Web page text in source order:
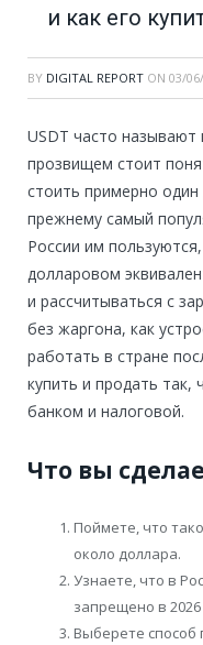
и как его
BY DIGITAL REPORT ON 03/
USDT часто
прозвищем стоит
стоить примерно
прежнему самый
России им
долларовом
и рассчитываться с
без жаргона, как
работать в стране
купить и продать
банком и налоговой.
Что вы
Поймете, что
около доллара.
Узнаете, что в
запрещено в 2026
Выберете способ